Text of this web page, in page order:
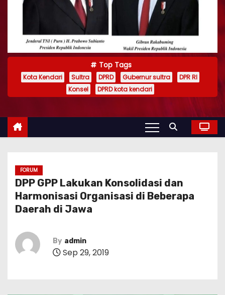
Top Tags
Kota Kendari Sultra DPRD Gubernur sultra
DPR RI
Konsel
DPRD kota kendari
FORUM
DPP GPP Lakukan Konsolidasi dan
Harmonisasi Organisasi di Beberapa
Daerah di Jawa
By admin
Sep 29, 2019